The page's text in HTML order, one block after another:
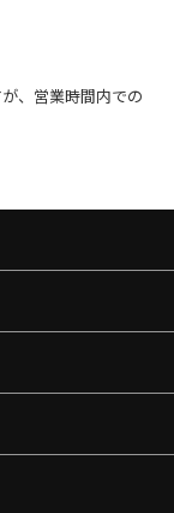
、営業時間内での